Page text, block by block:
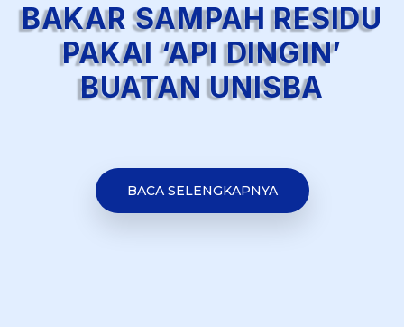
BAKAR SAMPAH RESIDU
PAKAI ‘API DINGIN’
BUATAN UNISBA
BACA SELENGKAPNYA